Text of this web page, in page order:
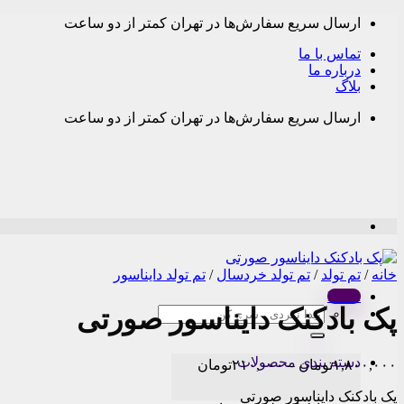
Skip
content
ارسال سریع سفارش‌ها در تهران کمتر از دو ساعت
تماس با ما
درباره ما
بلاگ
ارسال سریع سفارش‌ها در تهران کمتر از دو ساعت
Menu
جستجو
برای:
دسته بندی محصولات
خانه / تم تولد / تم تولد خردسال / تم تولد دایناسور
پک بادکنک دایناسور صورتی
۱,۸۰۰,۰۰۰تومان – ۲۱۰,۰۰۰تومان
پک بادکنک دایناسور صورتی